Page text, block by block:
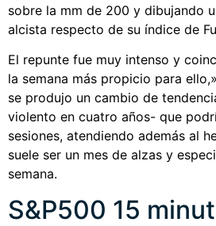
sobre la mm de 200 y dibujando
alcista respecto de su índice de
El repunte fue muy intenso y
la semana más propicio para
se produjo un cambio de
violento en cuatro años- que
sesiones, atendiendo además al
suele ser un mes de alzas y
semana.
S&P500 15